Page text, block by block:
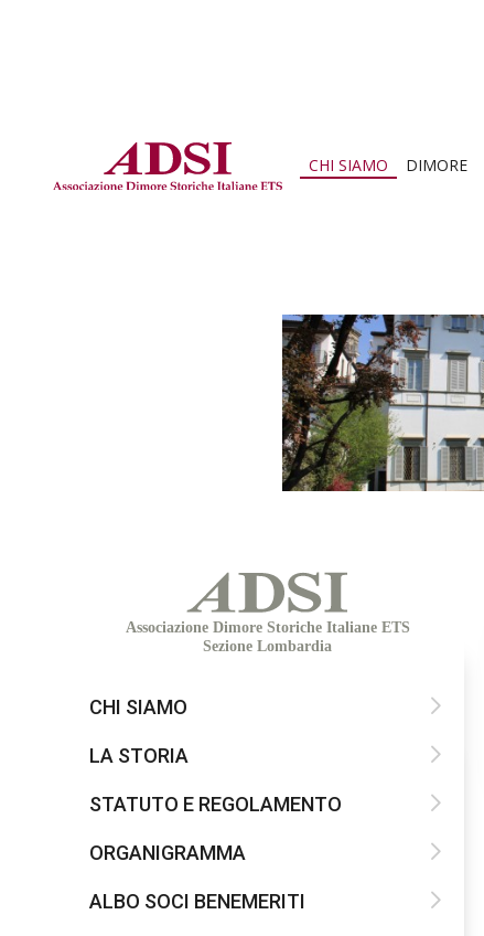
CHI SIAMO DIMORE
Associazione Dimore Storiche Italiane ETS
Sezione Lombardia
CHI SIAMO
LA STORIA
STATUTO E REGOLAMENTO
ORGANIGRAMMA
ALBO SOCI BENEMERITI